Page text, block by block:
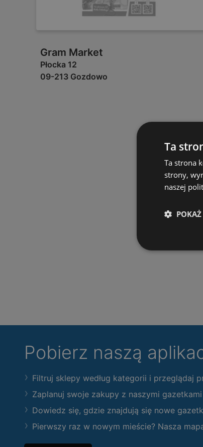
Gram Market
Płocka 12
09-213 Gozdowo
Pobierz naszą
Filtruj sklepy według kategorii i przeglądaj
Zaplanuj swoje zakupy z naszymi gazetkami
Dowiedz się, gdzie znajdują się nowe
Pierwszy raz w nowym mieście? Nasza
Ta
Ta strona
strony,
naszej
POKAŻ